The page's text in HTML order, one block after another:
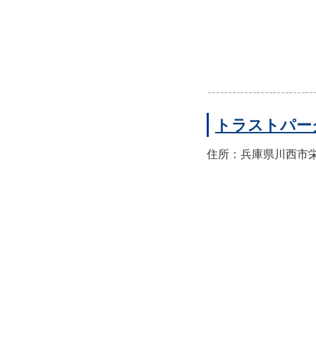
トラストパ
住所：兵庫県川西市